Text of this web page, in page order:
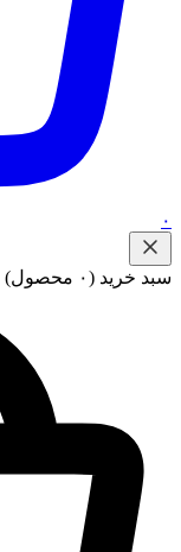
۰
سبد خرید (۰ محصول)